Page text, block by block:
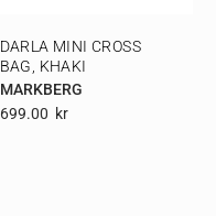
DARLA MINI CROSS
BAG, KHAKI
MARKBERG
699.00 Kr